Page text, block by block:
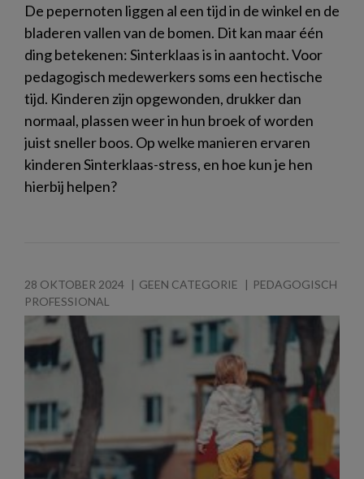
De pepernoten liggen al een tijd in de winkel en de
bladeren vallen van de bomen. Dit kan maar één
ding betekenen: Sinterklaas is in aantocht. Voor
pedagogisch medewerkers soms een hectische
tijd. Kinderen zijn opgewonden, drukker dan
normaal, plassen weer in hun broek of worden
juist sneller boos. Op welke manieren ervaren
kinderen Sinterklaas-stress, en hoe kun je hen
hierbij helpen?
28 OKTOBER 2024 GEEN CATEGORIE
PEDAGOGISCH
PROFESSIONAL